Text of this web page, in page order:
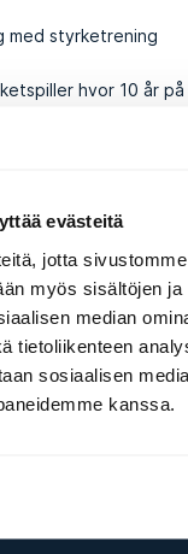
evästeitä
jotta
myös sisältöjen ja
median
tietoliikenteen
sosiaalisen
kanssa.
med styrketrening
hvor 10 år
Tromsø